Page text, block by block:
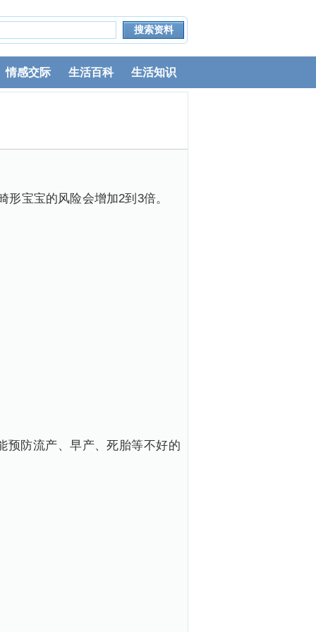
情感交际 生活百科 生活知识
宝宝的风险会增加2到3倍。
预防流产、早产、死胎等不好的